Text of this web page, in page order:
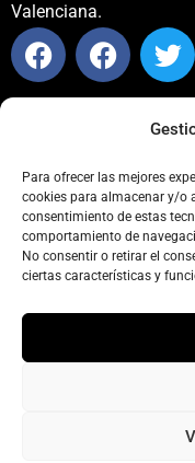
Para ofrecer las mejores
cookies para almacenar y/o
consentimiento de estas
comportamiento de
No consentir o retirar el
ciertas características y
Valenciana.
PUBLICIDAD:
REDACCIÓN:
TIENDA ONLINE:
EDICIÓN
Diseño web: